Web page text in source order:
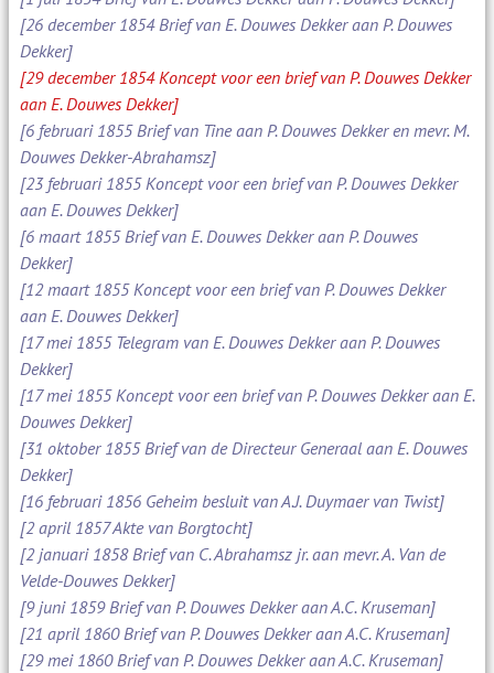
[26 december 1854 Brief van E. Douwes Dekker aan P. Douwes
Dekker]
[29 december 1854 Koncept voor een brief van P. Douwes Dekker
aan E. Douwes Dekker]
[6 februari 1855 Brief van Tine aan P. Douwes Dekker en mevr. M.
Douwes Dekker-Abrahamsz]
[23 februari 1855 Koncept voor een brief van P. Douwes Dekker
aan E. Douwes Dekker]
[6 maart 1855 Brief van E. Douwes Dekker aan P. Douwes
Dekker]
[12 maart 1855 Koncept voor een brief van P. Douwes Dekker
aan E. Douwes Dekker]
[17 mei 1855 Telegram van E. Douwes Dekker aan P. Douwes
Dekker]
[17 mei 1855 Koncept voor een brief van P. Douwes Dekker aan E.
Douwes Dekker]
[31 oktober 1855 Brief van de Directeur Generaal aan E. Douwes
Dekker]
[16 februari 1856 Geheim besluit van A.J. Duymaer van Twist]
[2 april 1857 Akte van Borgtocht]
[2 januari 1858 Brief van C. Abrahamsz jr. aan mevr. A. Van de
Velde-Douwes Dekker]
[9 juni 1859 Brief van P. Douwes Dekker aan A.C. Kruseman]
[21 april 1860 Brief van P. Douwes Dekker aan A.C. Kruseman]
[29 mei 1860 Brief van P. Douwes Dekker aan A.C. Kruseman]